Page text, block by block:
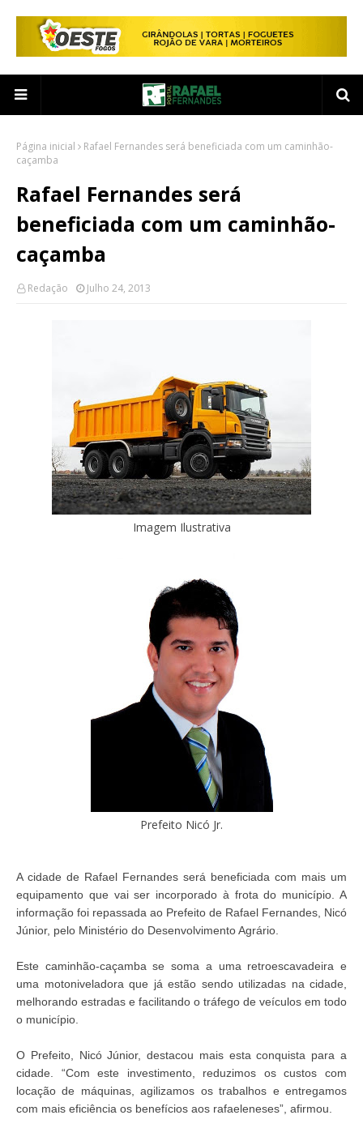
Página inicial
Rafael Fernandes será beneficiada com um caminhão-
caçamba
Rafael Fernandes será
beneficiada com um caminhão-
caçamba
Redação Julho 24, 2013
Imagem Ilustrativa
Prefeito Nicó Jr.
A cidade de Rafael Fernandes será beneficiada com mais um
equipamento que vai ser incorporado à frota do município. A
informação foi repassada ao Prefeito de Rafael Fernandes, Nicó
Júnior, pelo Ministério do Desenvolvimento Agrário.
Este caminhão-caçamba se soma a uma retroescavadeira e
uma motoniveladora que já estão sendo utilizadas na cidade,
melhorando estradas e facilitando o tráfego de veículos em todo
o município.
O Prefeito, Nicó Júnior, destacou mais esta conquista para a
cidade. “Com este investimento, reduzimos os custos com
locação de máquinas, agilizamos os trabalhos e entregamos
com mais eficiência os benefícios aos rafaeleneses”, afirmou.